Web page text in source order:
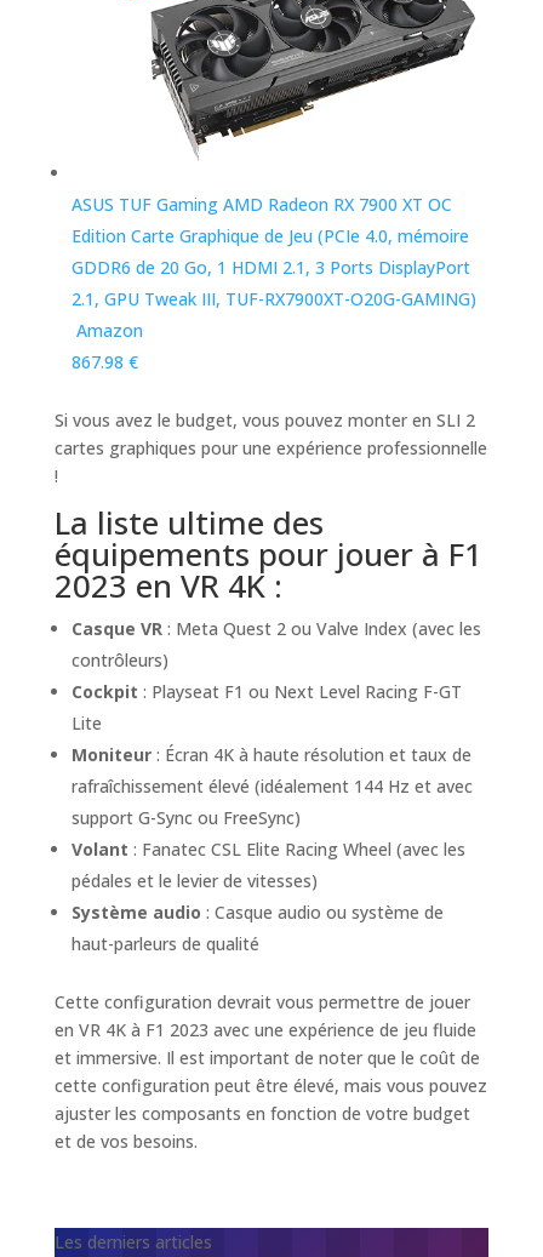
ASUS TUF Gaming AMD Radeon RX 7900 XT OC
Edition Carte Graphique de Jeu (PCIe 4.0, mémoire
GDDR6 de 20 Go, 1 HDMI 2.1, 3 Ports DisplayPort
2.1, GPU Tweak III, TUF-RX7900XT-O20G-GAMING)
867.98 €
Si vous avez le budget, vous pouvez monter en SLI 2
cartes graphiques pour une expérience professionnelle
!
La liste ultime des
équipements pour jouer à F1
2023 en VR 4K :
Casque VR: Meta Quest 2 ou Valve Index (avec les
contrôleurs)
Cockpit : Playseat F1 ou Next Level Racing F-GT
Lite
Moniteur: Écran 4K à haute résolution et taux de
rafraîchissement élevé (idéalement 144 Hz et avec
support G-Sync ou FreeSync)
Volant : Fanatec CSL Elite Racing Wheel (avec les
pédales et le levier de vitesses)
Système audio : Casque audio ou système de
haut-parleurs de qualité
Cette configuration devrait vous permettre de jouer
en VR 4K à F1 2023 avec une expérience de jeu fluide
et immersive. Il est important de noter que le coût de
cette configuration peut être élevé, mais vous pouvez
ajuster les composants en fonction de votre budget
et de vos besoins.
Les derniers articles